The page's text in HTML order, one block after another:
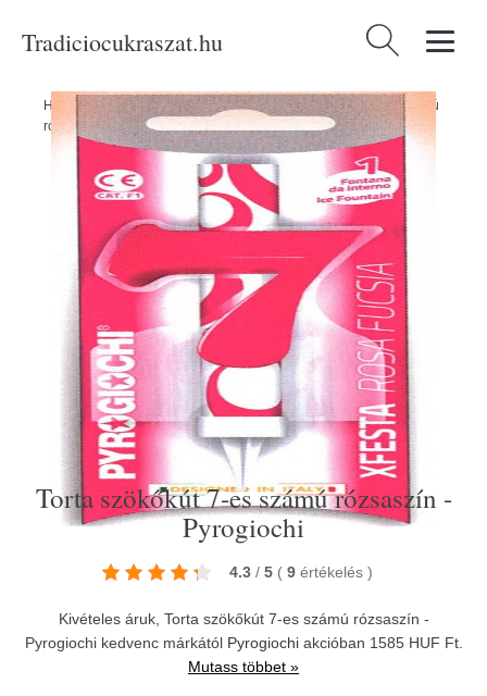
Tradiciocukraszat.hu Keresés:
Home /Produkty Cukrászati eszközök/Torta szökőkút 7-es számú
rózsaszín - Pyrogiochi
Torta szökőkút 7-es számú rózsaszín -
Pyrogiochi
4.3 / 5 ( 9 értékelés )
Kivételes áruk, Torta szökőkút 7-es számú rózsaszín -
Pyrogiochi kedvenc márkától Pyrogiochiakcióban 1585 HUF Ft.
Mutass többet »